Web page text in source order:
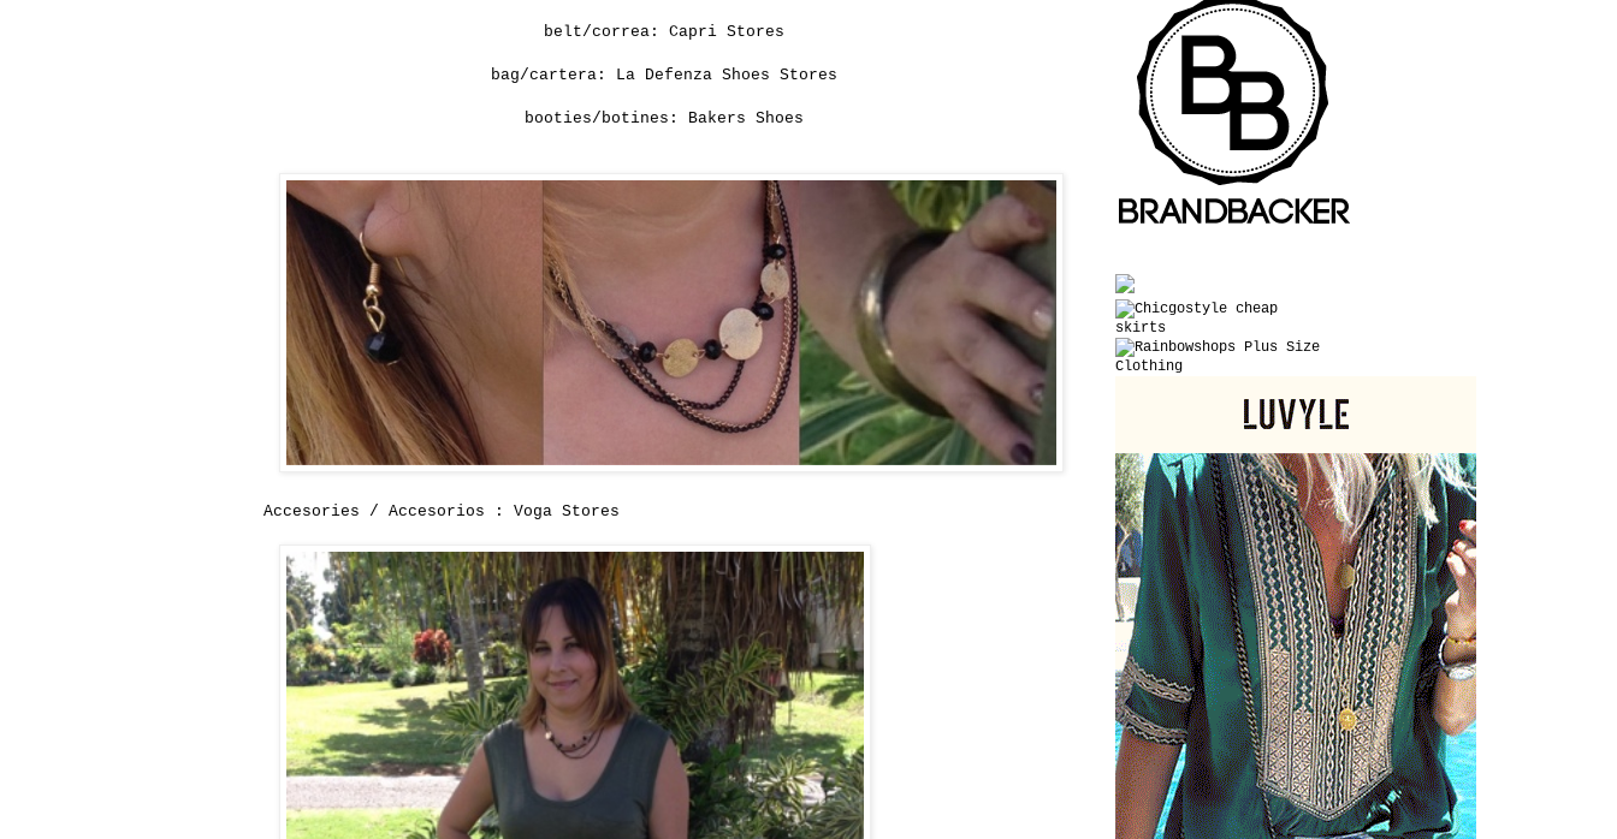
belt/correa: Capri Stores
bag/cartera: La Defenza Shoes Stores
booties/botines: Bakers Shoes
Accesories / Accesorios : Voga Stores